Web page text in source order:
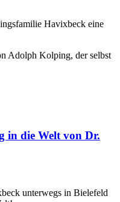
Havixbeck eine
Adolph Kolping, der selbst
in die Welt von Dr.
unterwegs in Bielefeld